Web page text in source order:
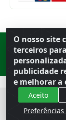
O nosso site
terceiros
publicidade
e melhorar a
Aceito
Preferências
Rod. SP-215, s/n,
· CNPJ
© 2026 Atacado Ideal